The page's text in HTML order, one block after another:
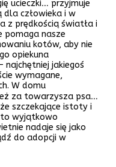
ucieczki… przyjmuje
dla człowieka i w
z prędkością światła i
pomaga nasze
kotów, aby nie
opiekuna
najchętniej jakiegoś
wymagane,
W domu
za towarzysza psa…
szczekające istoty i
to wyjątkowo
nadaje się jako
do adopcji w